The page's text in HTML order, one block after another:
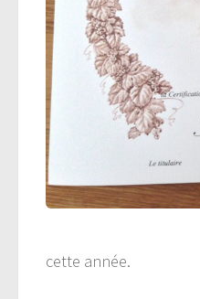
cette année.